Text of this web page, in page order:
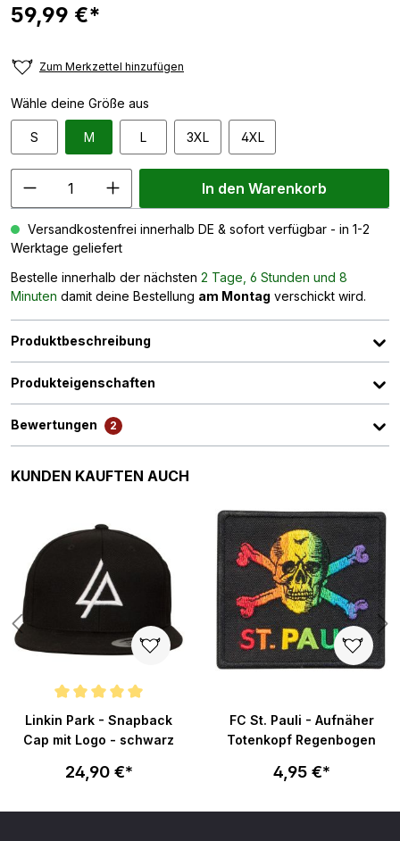
59,99 €*
Zum Merkzettel hinzufügen
Wähle deine Größe aus
S M L 3XL 4XL
In den Warenkorb
Versandkostenfrei innerhalb DE & sofort verfügbar - in 1-2
Werktage geliefert
Bestelle innerhalb der nächsten 2 Tage, 6 Stunden und 8
Minuten damit deine Bestellung am Montag verschickt wird.
Produktbeschreibung
Produkteigenschaften
Bewertungen 2
Produktgalerie überspringen
KUNDEN KAUFTEN AUCH
Durchschnittliche Bewertung von 5 von 5 Sternen
Linkin Park - Snapback
Cap mit Logo - schwarz
24,90 €*
FC St. Pauli - Aufnäher
Totenkopf Regenbogen
4,95 €*